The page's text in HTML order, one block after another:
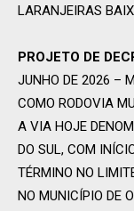
LARANJEIRAS
PROJETO DE
JUNHO DE 2026
COMO RODOVIA
A VIA HOJE
DO SUL, COM
TÉRMINO NO
NO MUNICÍPIO DE